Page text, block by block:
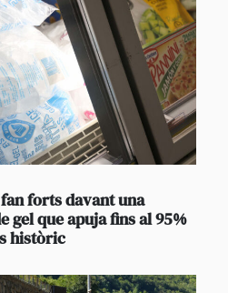
forts davant una
gel que apuja fins al 95%
històric